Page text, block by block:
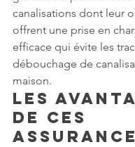
canalisations dont leur
offrent une prise en
efficace qui évite les
débouchage de
maison.
Les
de ces